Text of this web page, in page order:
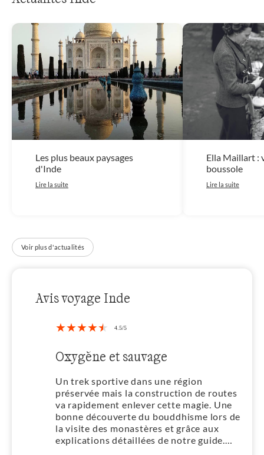
Les plus beaux paysages
d'Inde
Lire la suite
Ella Maillart :
boussole
Lire la suite
Voir plus d'actualités
Avis voyage Inde
Oxygène et sauvage
Un trek sportive dans une région
préservée mais la construction de routes
va rapidement enlever cette magie. Une
bonne découverte du bouddhisme lors de
la visite des monastères et grâce aux
explications détaillées de notre guide.